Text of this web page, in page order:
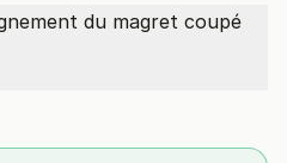
du magret coupé